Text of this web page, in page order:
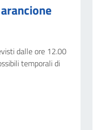
dalle ore 12.00
temporali di